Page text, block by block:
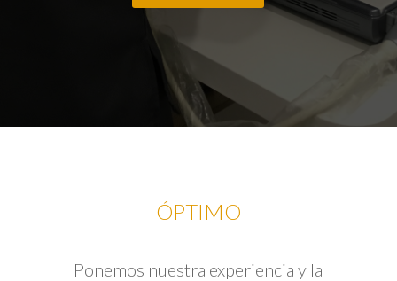
ÓPTIMO
Ponemos nuestra experiencia y la